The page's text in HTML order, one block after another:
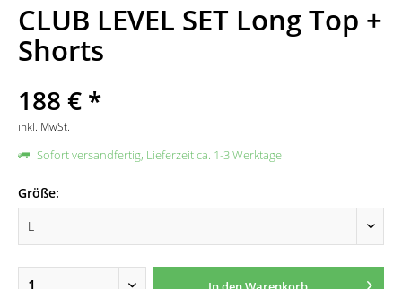
CLUB LEVEL SET Long Top +
Shorts
188 € *
inkl. MwSt.
Sofort versandfertig, Lieferzeit ca. 1-3 Werktage
Größe: